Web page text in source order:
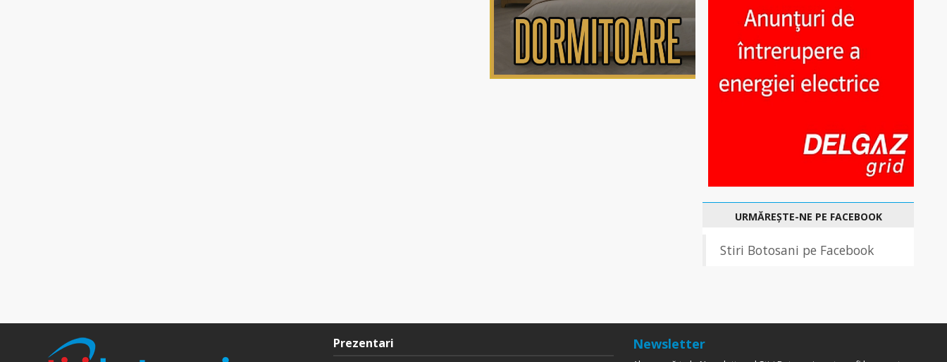
URMĂREȘTE-NE PE FACEBOOK
Stiri Botosani pe Facebook
Prezentari Newsletter